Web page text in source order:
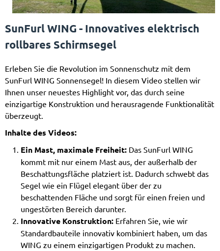
SunFurl WING - Innovatives elektrisch
rollbares Schirmsegel
Erleben Sie die Revolution im Sonnenschutz mit dem
SunFurl WING Sonnensegel! In diesem Video stellen wir
Ihnen unser neuestes Highlight vor, das durch seine
einzigartige Konstruktion und herausragende Funktionalität
überzeugt.
Inhalte des Videos:
Ein Mast, maximale Freiheit: Das SunFurl WING
kommt mit nur einem Mast aus, der außerhalb der
Beschattungsfläche platziert ist. Dadurch schwebt das
Segel wie ein Flügel elegant über der zu
beschattenden Fläche und sorgt für einen freien und
ungestörten Bereich darunter.
Innovative Konstruktion: Erfahren Sie, wie wir
Standardbauteile innovativ kombiniert haben, um das
WING zu einem einzigartigen Produkt zu machen.